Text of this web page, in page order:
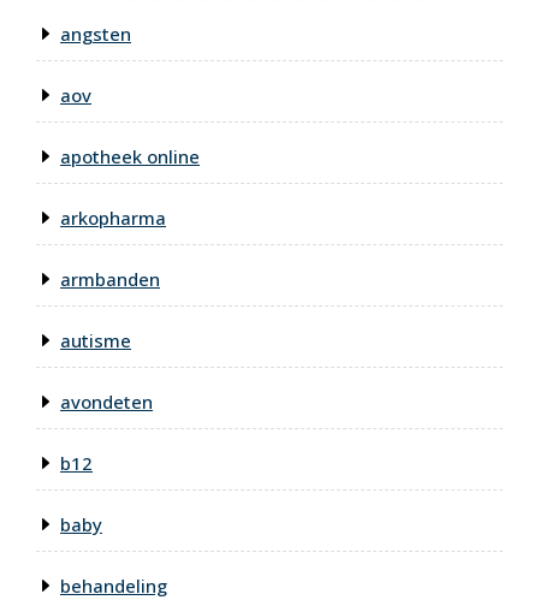
angsten
aov
apotheek online
arkopharma
armbanden
autisme
avondeten
b12
baby
behandeling